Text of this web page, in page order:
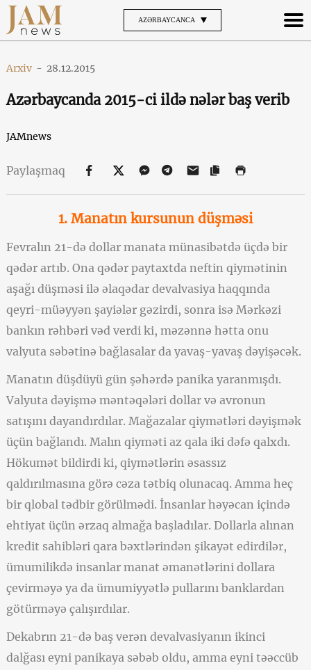
AZƏRBAYCANCA
Arxiv - 28.12.2015
Azərbaycanda 2015-ci ildə nələr baş verib
JAMnews
Paylaşmaq
1. Manatın kursunun düşməsi
Fevralın 21-də dollar manata münasibətdə üçdə bir
qədər artıb. Ona qədər paytaxtda neftin qiymətinin
aşağı düşməsi ilə əlaqədar devalvasiya haqqında
qeyri-müəyyən şayiələr gəzirdi, sonra isə Mərkəzi
bankın rəhbəri vəd verdi ki, məzənnə hətta onu
valyuta səbətinə bağlasalar da yavaş-yavaş dəyişəcək.
Manatın düşdüyü gün şəhərdə panika yaranmışdı.
Valyuta dəyişmə məntəqələri dollar və avronun
satışını dayandırdılar. Mağazalar qiymətləri dəyişmək
üçün bağlandı. Malın qiyməti az qala iki dəfə qalxdı.
Hökumət bildirdi ki, qiymətlərin əsassız
qaldırılmasına görə cəza tətbiq olunacaq. Amma heç
bir qlobal tədbir görülmədi. İnsanlar həyəcan içində
ehtiyat üçün ərzaq almağa başladılar. Dollarla alınan
kredit sahibləri qara bəxtlərindən şikayət edirdilər,
ümumilikdə insanlar manat əmanətlərini dollara
çevirməyə ya da ümumiyyətlə pullarını banklardan
götürməyə çalışırdılar.
Dekabrın 21-də baş verən devalvasiyanın ikinci
dalğası eyni panikaya səbəb oldu, amma eyni təəccüb